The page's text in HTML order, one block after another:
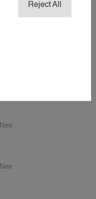
NANNY / OPPAS AAN HUIS
ZOMERVAKANTIE NANNY
Nee
Nee
Reject All